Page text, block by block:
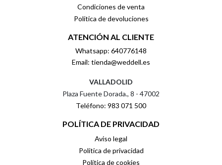
Condiciones de venta
Política de devoluciones
ATENCIÓN AL CLIENTE
Whatsapp: 640776148
Email: tienda@weddell.es
VALLADOLID
Plaza Fuente Dorada., 8 - 47002
Teléfono: 983 071 500
POLÍTICA DE PRIVACIDAD
Aviso legal
Política de privacidad
Política de cookies